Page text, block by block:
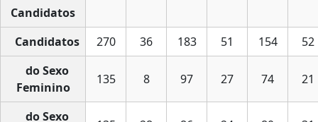
Candidatos
Candidatos
270 36 183 51 154
52
do Sexo
Feminino
135 8 97 27 74 21
do Sexo